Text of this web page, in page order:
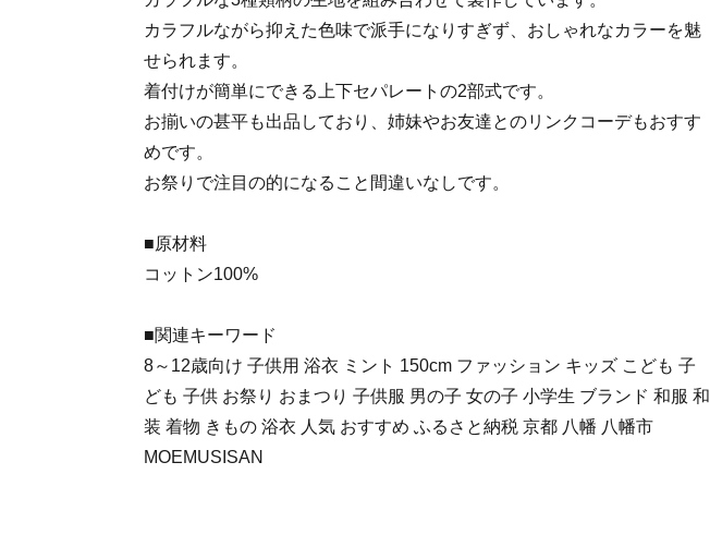
カラフルながら抑えた色味で派手になりすぎず、おしゃれなカラーを魅
せられます。
着付けが簡単にできる上下セパレートの2部式です。
お揃いの甚平も出品しており、姉妹やお友達とのリンクコーデもおすす
めです。
お祭りで注目の的になること間違いなしです。
■原材料
コットン100%
■関連キーワード
8～12歳向け 子供用 浴衣 ミント 150cm ファッション キッズ こども 子
ども 子供 お祭り おまつり 子供服 男の子 女の子 小学生 ブランド 和服 和
装 着物 きもの 浴衣 人気 おすすめ ふるさと納税 京都 八幡 八幡市
MOEMUSISAN